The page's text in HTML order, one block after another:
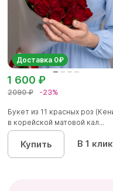
Доставка 0₽
2090 ₽ -23%
1 600 ₽
Букет из 11 красных роз
в корейской матовой кал...
Купить В 1 клик